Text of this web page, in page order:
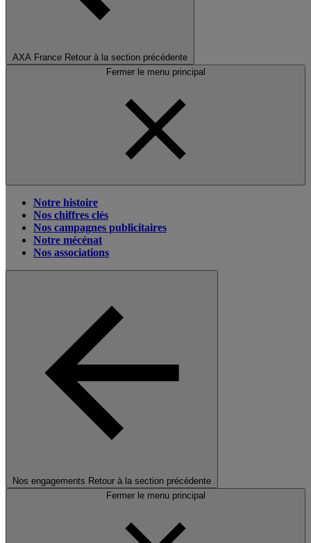
AXA France Retour à la section précédente
Fermer le menu principal
Notre histoire
Nos chiffres clés
Nos campagnes publicitaires
Notre mécénat
Nos associations
Nos engagements Retour à la section précédente
Fermer le menu principal